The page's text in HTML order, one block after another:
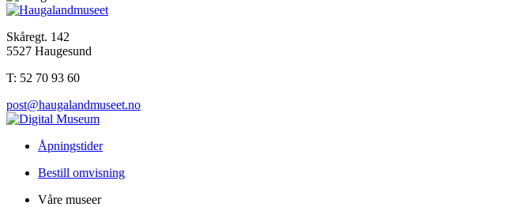
Skåregt. 142
5527 Haugesund
T: 52 70 93 60
post@haugalandmuseet.no
Åpningstider
Bestill omvisning
Våre museer